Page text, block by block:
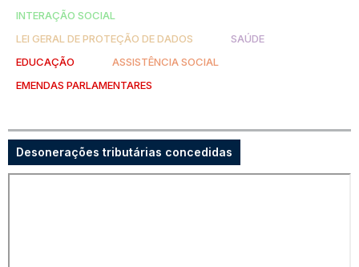
INTERAÇÃO SOCIAL
LEI GERAL DE PROTEÇÃO DE DADOS
SAÚDE
EDUCAÇÃO
ASSISTÊNCIA SOCIAL
EMENDAS PARLAMENTARES
Desonerações tributárias concedidas